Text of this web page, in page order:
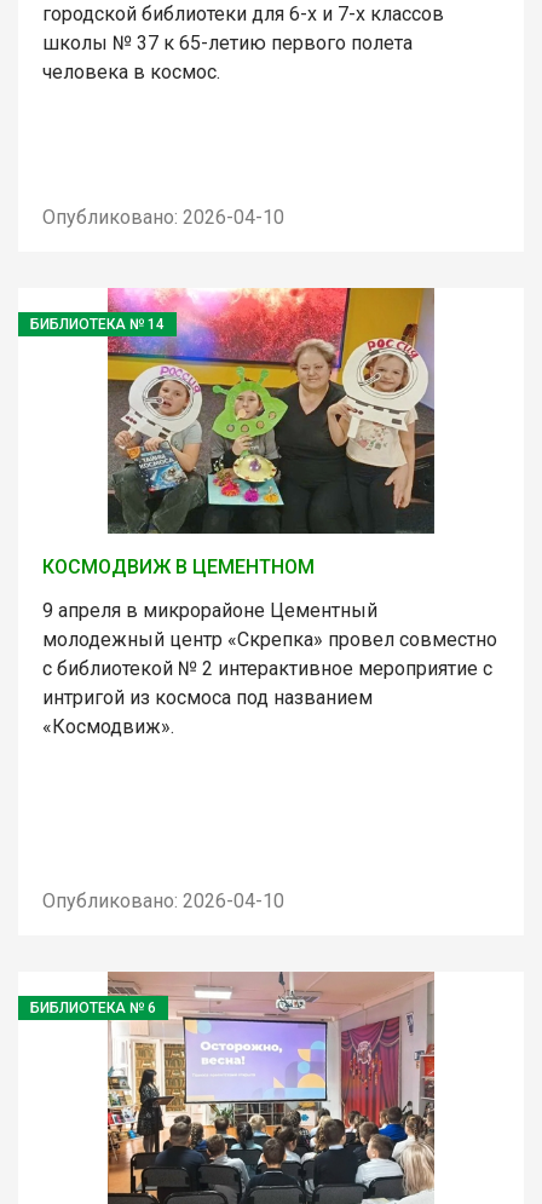
городской библиотеки для 6-х и 7-х классов
школы № 37 к 65-летию первого полета
человека в космос.
Опубликовано: 2026-04-10
БИБЛИОТЕКА № 14
КОСМОДВИЖ В ЦЕМЕНТНОМ
9 апреля в микрорайоне Цементный
молодежный центр «Скрепка» провел совместно
с библиотекой № 2 интерактивное мероприятие с
интригой из космоса под названием
«Космодвиж».
Опубликовано: 2026-04-10
БИБЛИОТЕКА № 6